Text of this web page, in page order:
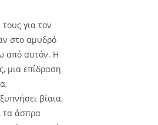
για τον
στο αμυδρό
από αυτόν. Η
μια επίδραση
βίαια,
τα άσπρα